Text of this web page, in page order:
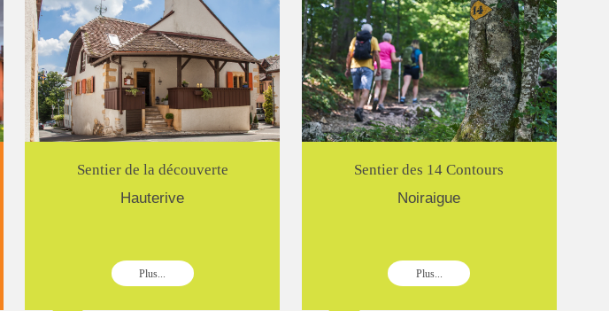
Sentier de la découverte
Hauterive
Plus...
Sentier des 14 Contours
Noiraigue
Plus...